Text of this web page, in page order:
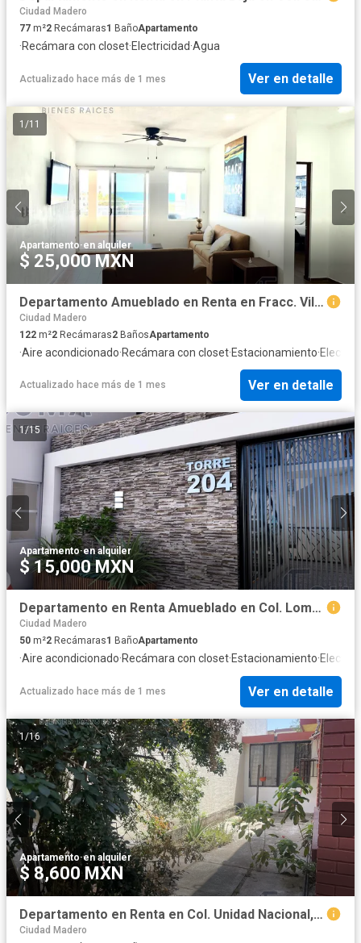
Ciudad Madero
77 m²2 Recámaras1 BañoApartamento
·Recámara con closet·Electricidad·Agua
Actualizado hace más de 1 mes Ver en detalle
1 /11
Apartamento·en alquiler
$ 25,000 MXN
Departamento Amueblado en Renta en Fracc. Villas del Mar, Madero Tamaulipas.
Ciudad Madero
122 m²2 Recámaras2 BañosApartamento
·Aire acondicionado·Recámara con closet·Estacionamiento·
Actualizado hace más de 1 mes Ver en detalle
1 /15
Apartamento·en alquiler
$ 15,000 MXN
Departamento en Renta Amueblado en Col. Loma del Gallo, Tampico Tamaulipas.
Ciudad Madero
50 m²2 Recámaras1 BañoApartamento
·Aire acondicionado·Recámara con closet·Estacionamiento·
Actualizado hace más de 1 mes Ver en detalle
1 /16
Apartamento·en alquiler
$ 8,600 MXN
Departamento en Renta en Col. Unidad Nacional, Madero Tamaulipas.
Ciudad Madero